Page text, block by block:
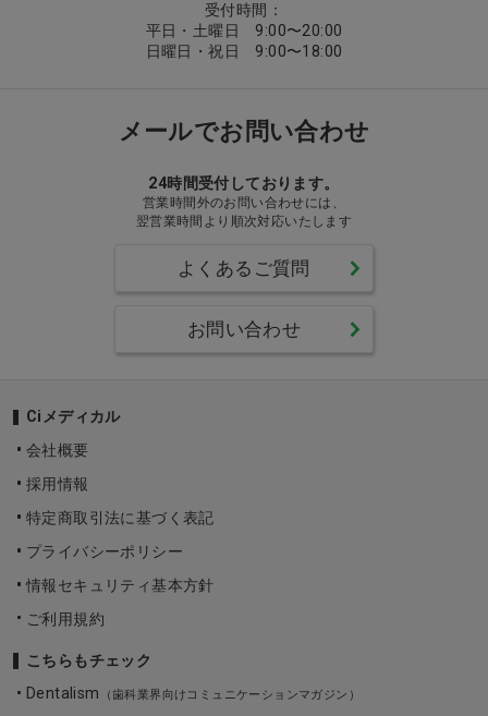
受付時間：
平日・土曜日 9:00〜20:00
日曜日・祝日 9:00〜18:00
メールでお問い合わせ
24時間受付しております。
営業時間外のお問い合わせには、
翌営業時間より順次対応いたします
よくあるご質問
お問い合わせ
Ciメディカル
会社概要
採用情報
特定商取引法に基づく表記
プライバシーポリシー
情報セキュリティ基本方針
ご利用規約
こちらもチェック
Dentalism
（歯科業界向けコミュニケーションマガジン）